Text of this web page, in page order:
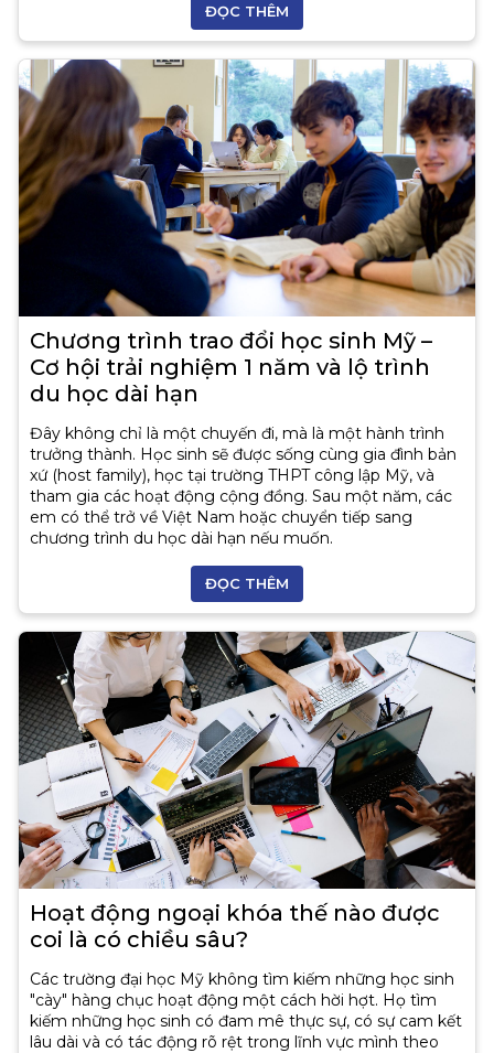
ĐỌC THÊM
Chương trình trao đổi học sinh Mỹ –
Cơ hội trải nghiệm 1 năm và lộ trình
du học dài hạn
Đây không chỉ là một chuyến đi, mà là một hành trình
trưởng thành. Học sinh sẽ được sống cùng gia đình bản
xứ (host family), học tại trường THPT công lập Mỹ, và
tham gia các hoạt động cộng đồng. Sau một năm, các
em có thể trở về Việt Nam hoặc chuyển tiếp sang
chương trình du học dài hạn nếu muốn.
ĐỌC THÊM
Hoạt động ngoại khóa thế nào được
coi là có chiều sâu?
Các trường đại học Mỹ không tìm kiếm những học sinh
"cày" hàng chục hoạt động một cách hời hợt. Họ tìm
kiếm những học sinh có đam mê thực sự, có sự cam kết
lâu dài và có tác động rõ rệt trong lĩnh vực mình theo